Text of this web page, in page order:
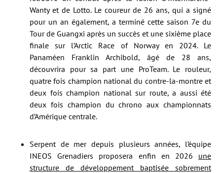
Wanty et de Lotto. Le coureur de 26 ans, qui a signé
pour un an également, a terminé cette saison 7e du
Tour de Guangxi après un succès et une sixième place
finale sur l’Arctic Race of Norway en 2024. Le
Panaméen Franklin Archibold, âgé de 28 ans,
découvrira pour sa part une ProTeam. Le rouleur,
quatre fois champion national du contre-la-montre et
deux fois champion national sur route, a aussi été
deux fois champion du chrono aux championnats
d’Amérique centrale.
Serpent de mer depuis plusieurs années, l’équipe
INEOS Grenadiers proposera enfin en 2026 une
structure de développement baptisée sobrement